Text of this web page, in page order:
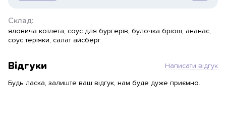
Склад:
яловича котлета, соус для бургерів, булочка бріош, ананас,
соус теріяки, салат айсберг
Відгуки Написати відгук
Будь ласка, залиште ваш відгук, нам буде дуже приємно.